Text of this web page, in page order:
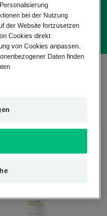
und stärken.
bei der Nutzung
der Website fortzusetzen
Cookies direkt
von Cookies anpassen.
Daten finden